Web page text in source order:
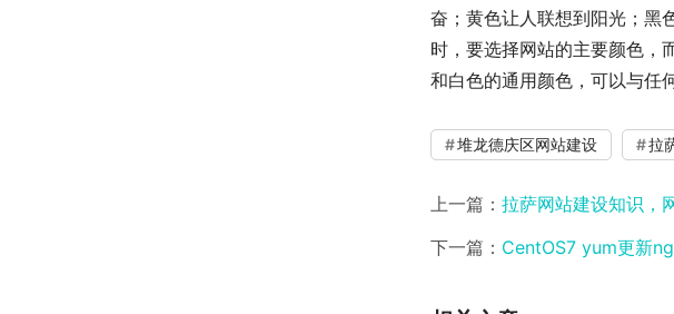
奋；黄色让人联想到阳光；黑
时，要选择网站的主要颜色，
和白色的通用颜色，可以与任
堆龙德庆区网站建设 拉
上一篇： 拉萨网站建设知识，
下一篇： CentOS7 yum更新